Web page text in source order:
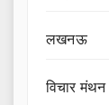
लखनऊ
विचार मंथन